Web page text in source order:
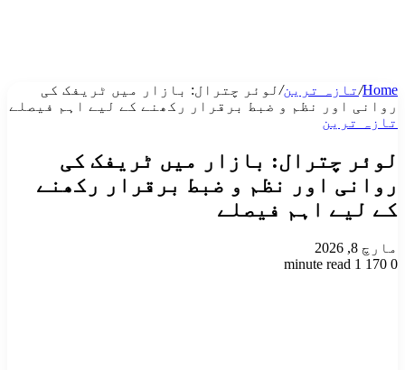
Home
/تازہ ترین/لوئر چترال: بازار میں ٹریفک کی
روانی اور نظم و ضبط برقرار رکھنے کے لیے اہم فیصلے
تازہ ترین
لوئر چترال: بازار میں ٹریفک کی
روانی اور نظم و ضبط برقرار رکھنے
کے لیے اہم فیصلے
مارچ 8, 2026
0
1 minute read